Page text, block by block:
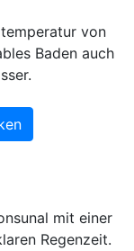
von
Baden auch
mit einer
Regenzeit.